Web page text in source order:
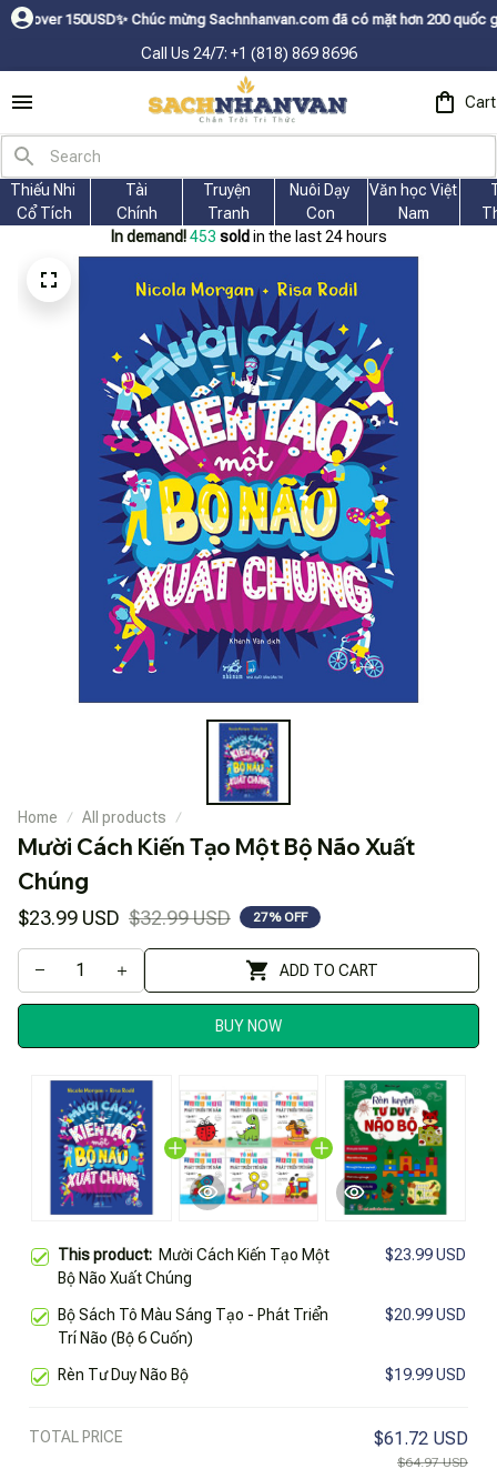
✨Chúc mừng Sachnhanvan.com đã có mặt hơn 200 quốc gia như Mỹ,
Call Us 24/7: +1 (818) 869 8696
Cart
Thiếu Nhi
Cổ Tích
Tài
Chính
Truyện
Tranh
Nuôi Dạy
Con
Văn học Việt
Nam
In demand! 453 sold in the last 24 hours
Home All products
Mười Cách Kiến Tạo Một Bộ Não Xuất
Chúng
$23.99 USD $32.99 USD 27% OFF
ADD TO CART
BUY NOW
This product: Mười Cách Kiến Tạo Một
Bộ Não Xuất Chúng
$23.99 USD
Bộ Sách Tô Màu Sáng Tạo - Phát Triển
Trí Não (Bộ 6 Cuốn)
$20.99 USD
Rèn Tư Duy Não Bộ $19.99 USD
TOTAL PRICE $61.72 USD
$64.97 USD